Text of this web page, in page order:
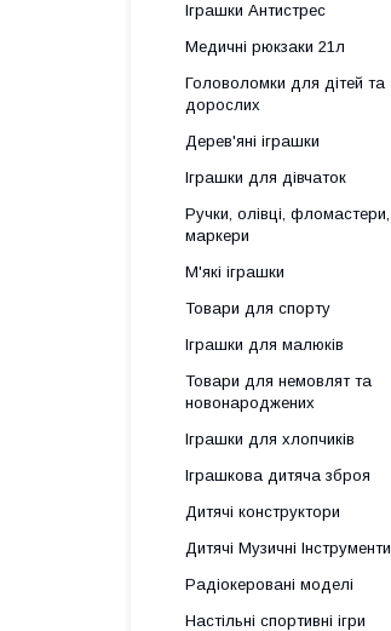
Іграшки Антистрес
Медичні рюкзаки 21л
Головоломки для дітей та
дорослих
Дерев'яні іграшки
Іграшки для дівчаток
Ручки, олівці, фломастери,
маркери
М'які іграшки
Товари для спорту
Іграшки для малюків
Товари для немовлят та
новонароджених
Іграшки для хлопчиків
Іграшкова дитяча зброя
Дитячі конструктори
Дитячі Музичні Інструменти
Радіокеровані моделі
Настільні спортивні ігри